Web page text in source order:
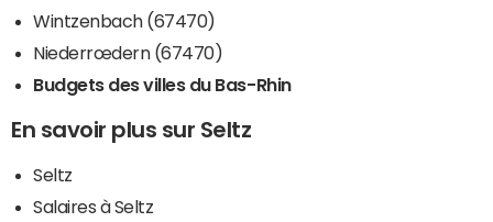
Wintzenbach (67470)
Niederrœdern (67470)
Budgets des villes du Bas-Rhin
En savoir plus sur Seltz
Seltz
Salaires à Seltz